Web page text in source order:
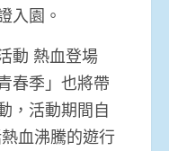
入園。
動 熱血登場
春季」也將帶
，活動期間自
血沸騰的遊行